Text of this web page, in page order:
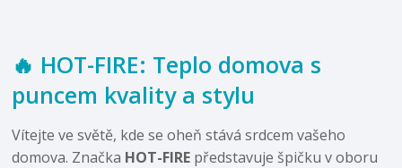
🔥 HOT-FIRE: Teplo domova s
puncem kvality a stylu
Vítejte ve světě, kde se oheň stává srdcem vašeho
domova. Značka HOT-FIRE představuje špičku v oboru